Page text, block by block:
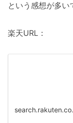
という感想が多い
楽天URL：